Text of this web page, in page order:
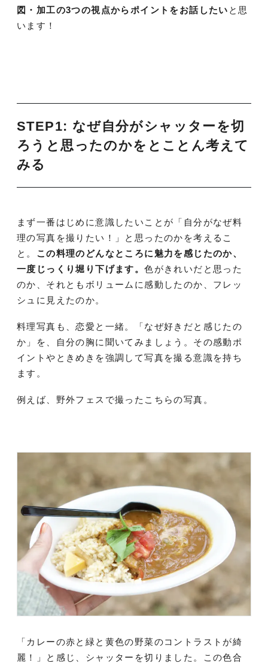
図・加工の3つの視点からポイントをお話したい と思
います！
STEP1: なぜ自分がシャッターを切
ろうと思ったのかをとことん考えて
みる
まず一番はじめに意識したいことが「自分がなぜ料
理の写真を撮りたい！」と思ったのかを考えるこ
と。 この料理のどんなところに魅力を感じたのか、
一度じっくり堀り下げます。色がきれいだと思った
のか、それともボリュームに感動したのか、フレッ
シュに見えたのか。
料理写真も、恋愛と一緒。「なぜ好きだと感じたの
か」を、自分の胸に聞いてみましょう。その感動ポ
イントやときめきを強調して写真を撮る意識を持ち
ます。
例えば、野外フェスで撮ったこちらの写真。
「カレーの赤と緑と黄色の野菜のコントラストが綺
麗！」と感じ、シャッターを切りました。この色合